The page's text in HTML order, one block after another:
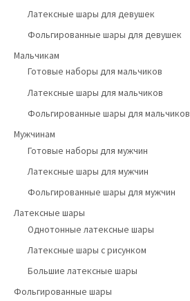
Латексные шары для девушек
Фольгированные шары для девушек
Мальчикам
Готовые наборы для мальчиков
Латексные шары для мальчиков
Фольгированные шары для мальчиков
Мужчинам
Готовые наборы для мужчин
Латексные шары для мужчин
Фольгированные шары для мужчин
Латексные шары
Однотонные латексные шары
Латексные шары с рисунком
Большие латексные шары
Фольгированные шары